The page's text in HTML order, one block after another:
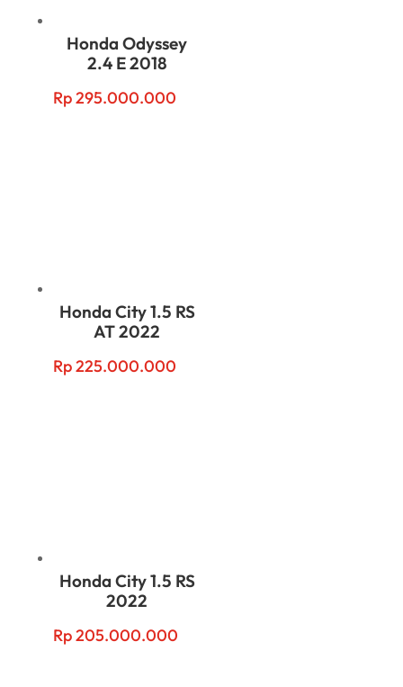
Honda Odyssey
2.4 E 2018
Rp295.000.000
Honda City 1.5 RS
AT 2022
Rp225.000.000
Honda City 1.5 RS
2022
Rp205.000.000